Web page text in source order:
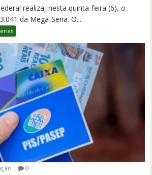
realiza, nesta quinta-feira (6), o
da Mega-Sena. O...
0